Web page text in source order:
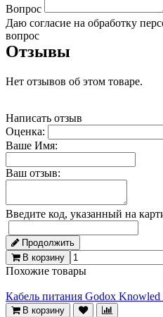
Вопрос
Даю согласие на обработку
вопрос
Отзывы
Нет отзывов об этом товаре.
Написать отзыв
Оценка:
Ваше Имя:
Ваш отзыв:
Введите код, указанный на
Продолжить
В корзину
Похожие товары
Кабель питания Godox
В корзину